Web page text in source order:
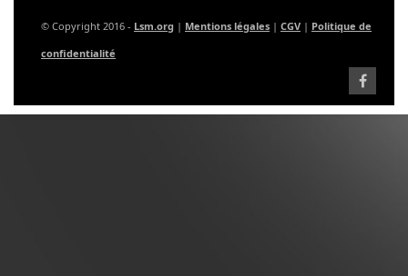
© Copyright 2016 - Lsm.org | Mentions légales | CGV | Politique de
confidentialité